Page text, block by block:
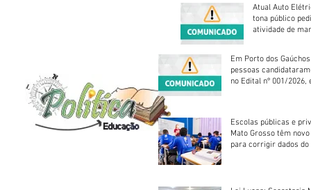
Atual Auto
tona público
atividade de
Em Porto dos
pessoas
no Edital nº 001/2026,
Escolas públicas e
Mato Grosso têm
para corrigir dados do